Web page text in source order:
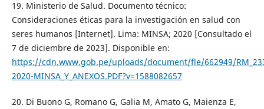
19. Ministerio de Salud. Documento técnico:
Consideraciones éticas para la investigación en salud con
seres humanos [Internet]. Lima: MINSA; 2020 [Consultado el
7 de diciembre de 2023]. Disponible en:
https://cdn.www.gob.pe/uploads/document/fle/662949/
2020-MINSA_Y_ANEXOS.PDF?v=1588082657
20. Di Buono G, Romano G, Galia M, Amato G, Maienza E,